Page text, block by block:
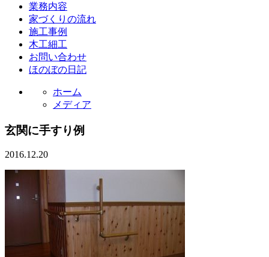
業務内容
家づくりの流れ
施工事例
木工細工
お問い合わせ
ほのぼの日記
ホーム
メディア
玄関に手すり例
2016.12.20